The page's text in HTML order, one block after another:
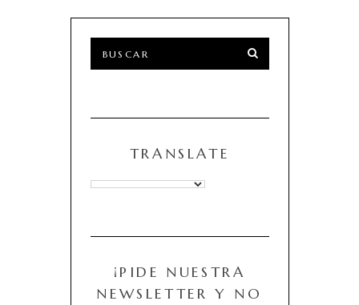
TRANSLATE
¡PIDE NUESTRA
NEWSLETTER Y NO